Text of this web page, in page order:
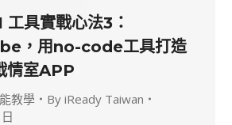
具實戰心法3：
，用no-code工具打造
情室APP
教學 By iReady Taiwan